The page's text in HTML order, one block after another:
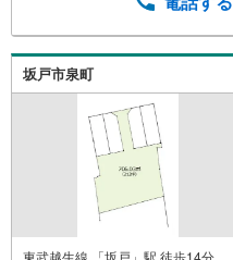
坂戸市泉町
東武越生線 「坂戸」駅 徒歩14分